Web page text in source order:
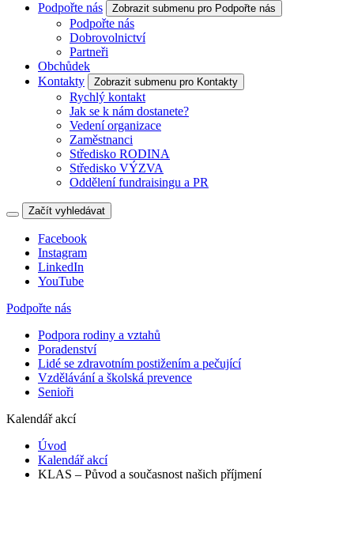
Podpořte nás
Zobrazit submenu pro Podpořte nás
Podpořte nás
Dobrovolnictví
Partneři
Obchůdek
Kontakty
Zobrazit submenu pro Kontakty
Rychlý kontakt
Jak se k nám dostanete?
Vedení organizace
Zaměstnanci
Středisko RODINA
Středisko VÝZVA
Oddělení fundraisingu a PR
Začít vyhledávat
Facebook
Instagram
LinkedIn
YouTube
Podpořte nás
Podpora rodiny a vztahů
Poradenství
Lidé se zdravotním postižením a pečující
Vzdělávání a školská prevence
Senioři
Kalendář akcí
Úvod
Kalendář akcí
KLAS – Původ a současnost našich příjmení